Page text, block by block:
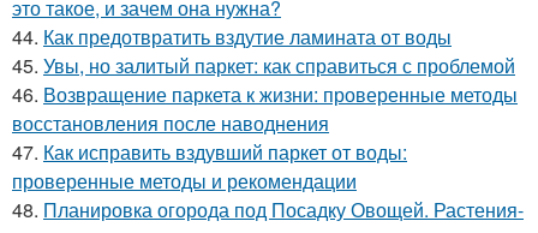
это такое, и зачем она нужна?
44. Как предотвратить вздутие ламината от воды
45. Увы, но залитый паркет: как справиться с проблемой
46. Возвращение паркета к жизни: проверенные методы
восстановления после наводнения
47. Как исправить вздувший паркет от воды:
проверенные методы и рекомендации
48. Планировка огорода под Посадку Овощей. Растения-